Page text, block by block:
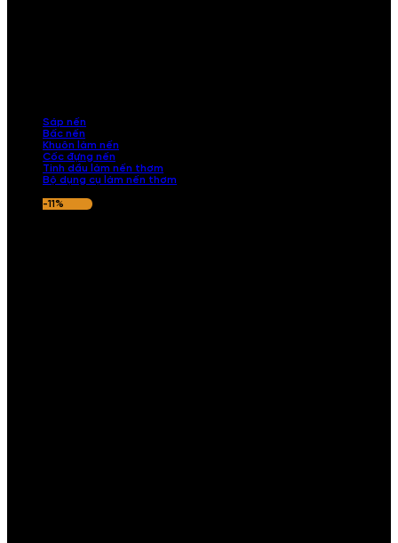
Sáp nến
Bấc nến
Khuôn làm nến
Cốc đựng nến
Tinh dầu làm nến thơm
Bộ dụng cụ làm nến thơm
-11%